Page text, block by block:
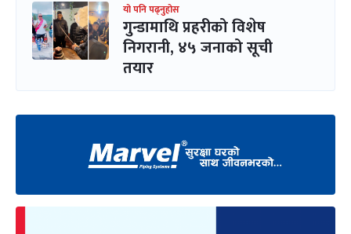
यो पनि पढ्नुहोस
गुन्डामाथि प्रहरीको विशेष
निगरानी, ४५ जनाको सूची
तयार